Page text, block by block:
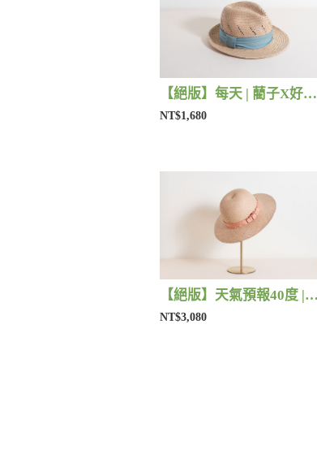
【絕版】每天 | 藺子X好煩小姐
NT$1,680
【絕版】天氣預報40度 | 藺子X好煩小姐
NT$3,080